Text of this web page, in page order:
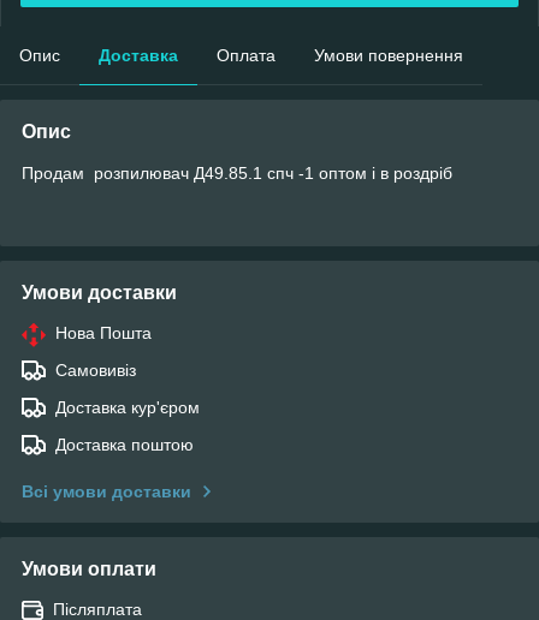
Опис Доставка Оплата Умови повернення
Опис
Продам розпилювач Д49.85.1 спч -1 оптом і в роздріб
Умови доставки
Нова Пошта
Самовивіз
Доставка кур'єром
Доставка поштою
Всі умови доставки
Умови оплати
Післяплата